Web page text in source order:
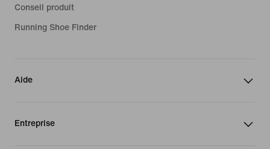
Conseil produit
Running Shoe Finder
Aide
Entreprise